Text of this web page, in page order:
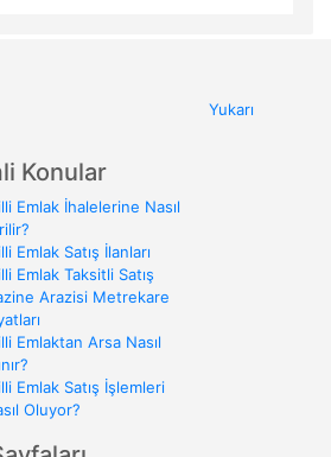
Yukarı
Konular
Emlak İhalelerine Nasıl
Emlak Satış İlanları
Emlak Taksitli Satış
Arazisi Metrekare
Emlaktan Arsa Nasıl
Emlak Satış İşlemleri
Oluyor?